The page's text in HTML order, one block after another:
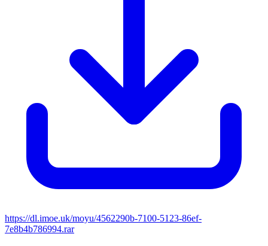
https://dl.imoe.uk/moyu/4562290b-7100-5123-86ef-
7e8b4b786994.rar